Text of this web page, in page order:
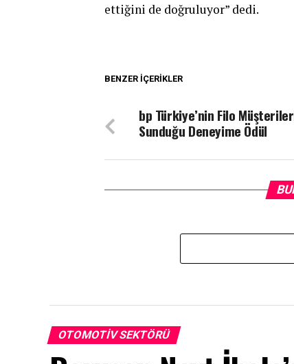
ettiğini de doğruluyor” dedi.
BENZER İÇERIKLER
bp Türkiye’nin Filo
Sunduğu Deneyime Ödül
OTOMOTIV SEKTÖRÜ